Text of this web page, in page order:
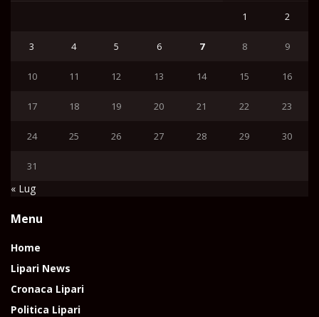
1 2
3 4 5 6 7 8 9
10 11 12 13 14 15 16
17 18 19 20 21 22 23
24 25 26 27 28 29 30
31
« Lug
Menu
Home
Lipari News
Cronaca Lipari
Politica Lipari